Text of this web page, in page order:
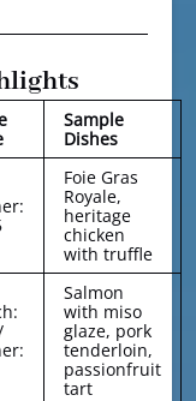
Sample
Dishes
Foie Gras
Royale,
heritage
chicken
with truffle
Salmon
with miso
glaze, pork
tenderloin,
passionfruit
tart